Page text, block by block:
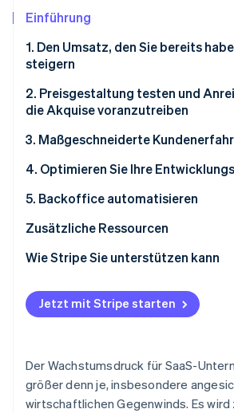
Einführung
1. Den Umsatz, den Sie bereits
steigern
2. Preisgestaltung testen und
die Akquise voranzutreiben
3. Maßgeschneiderte
4. Optimieren Sie Ihre
5. Backoffice automatisieren
Zusätzliche Ressourcen
Wie Stripe Sie unterstützen kann
Jetzt mit Stripe starten
Der Wachstumsdruck für SaaS-
größer denn je, insbesondere
wirtschaftlichen Gegenwinds. Es wird